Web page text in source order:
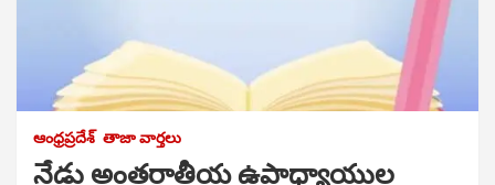
ఆంధ్రప్రదేశ్ తాజా వార్తలు
నేడు అంతర్జాతీయ ఉపాధ్యాయుల